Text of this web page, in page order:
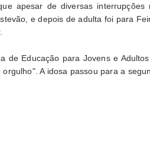
apesar de diversas
e depois de adulta foi para
de Educação para Jovens e
A idosa passou para a